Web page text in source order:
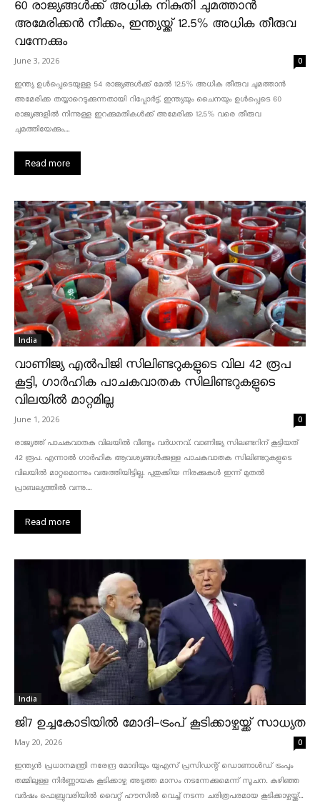
60 രാജ്യങ്ങൾക്ക് അധിക നികുതി ചുമത്താൻ
അമേരിക്കൻ നീക്കം, ഇന്ത്യയ്ക്ക് 12.5% അധിക തീരുവ
വന്നേക്കും
June 3, 2026 0
ഇന്ത്യ ഉൾപ്പെടെയുള്ള 54 രാജ്യങ്ങൾക്ക് മേൽ 12.5% അധിക തീരുവ ചുമത്താൻ
അമേരിക്ക തയ്യാറെടുക്കുന്നതായി റിപ്പോർട്ട്. ഇന്ത്യയും ചൈനയും ഉൾപ്പെടെ 60
രാജ്യങ്ങളിൽ നിന്നുള്ള ഇറക്കുമതികൾക്ക് അമേരിക്ക 12.5% ​​വരെ തീരുവ
ചുമത്തിയേക്കും....
Read more
India
വാണിജ്യ എൽപിജി സിലിണ്ടറുകളുടെ വില 42 രൂപ
കൂട്ടി, ഗാർഹിക പാചകവാതക സിലിണ്ടറുകളുടെ
വിലയിൽ മാറ്റമില്ല
June 1, 2026 0
രാജ്യത്ത് പാചകവാതക വിലയിൽ വീണ്ടും വർധനവ്. വാണിജ്യ സിലണ്ടറിന് കൂട്ടിയത്
42 രൂപ. എന്നാൽ ഗാർഹിക ആവശ്യങ്ങൾക്കുള്ള പാചകവാതക സിലിണ്ടറുകളുടെ
വിലയിൽ മാറ്റമൊന്നും വരുത്തിയിട്ടില്ല. പുതുക്കിയ നിരക്കുകൾ ഇന്ന് മുതൽ
പ്രാബല്യത്തിൽ വന്നു....
Read more
India
ജി7 ഉച്ചകോടിയിൽ മോദി-ട്രംപ് കൂടിക്കാഴ്ചയ്ക്ക് സാധ്യത
May 20, 2026 0
ഇന്ത്യൻ പ്രധാനമന്ത്രി നരേന്ദ്ര മോദിയും യുഎസ് പ്രസിഡന്റ് ഡൊണാൾഡ് ട്രംപും
തമ്മിലുള്ള നിർണ്ണായക കൂടിക്കാഴ്ച അടുത്ത മാസം നടന്നേക്കുമെന്ന് സൂചന. കഴിഞ്ഞ
വർഷം ഫെബ്രുവരിയിൽ വൈറ്റ് ഹൗസിൽ വെച്ച് നടന്ന ചരിത്രപരമായ കൂടിക്കാഴ്ചയ്ക്ക്...